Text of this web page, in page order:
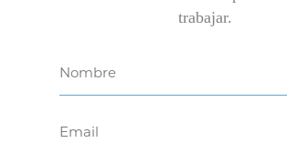
trabajar.